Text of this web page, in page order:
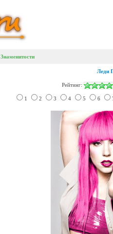
Знаменитости
Леди
Рейтинг:
1 2 3 4 5 6